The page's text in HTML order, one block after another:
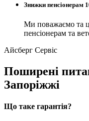
Знижки пенсіонерам
Ми поважаємо та
пенсіонерам та
Айсберг Сервіс
Поширені
Запоріжжі
Що таке гарантія?